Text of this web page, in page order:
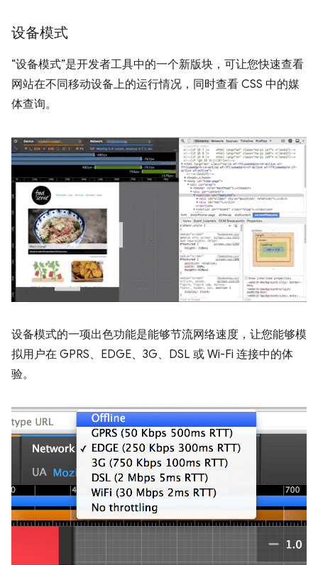
设备模式
“设备模式”是开发者工具中的一个新版块，可让您快速查看
网站在不同移动设备上的运行情况，同时查看 CSS 中的媒
体查询。
设备模式的一项出色功能是能够节流网络速度，让您能够模
拟用户在 GPRS、EDGE、3G、DSL 或 Wi-Fi 连接中的体
验。